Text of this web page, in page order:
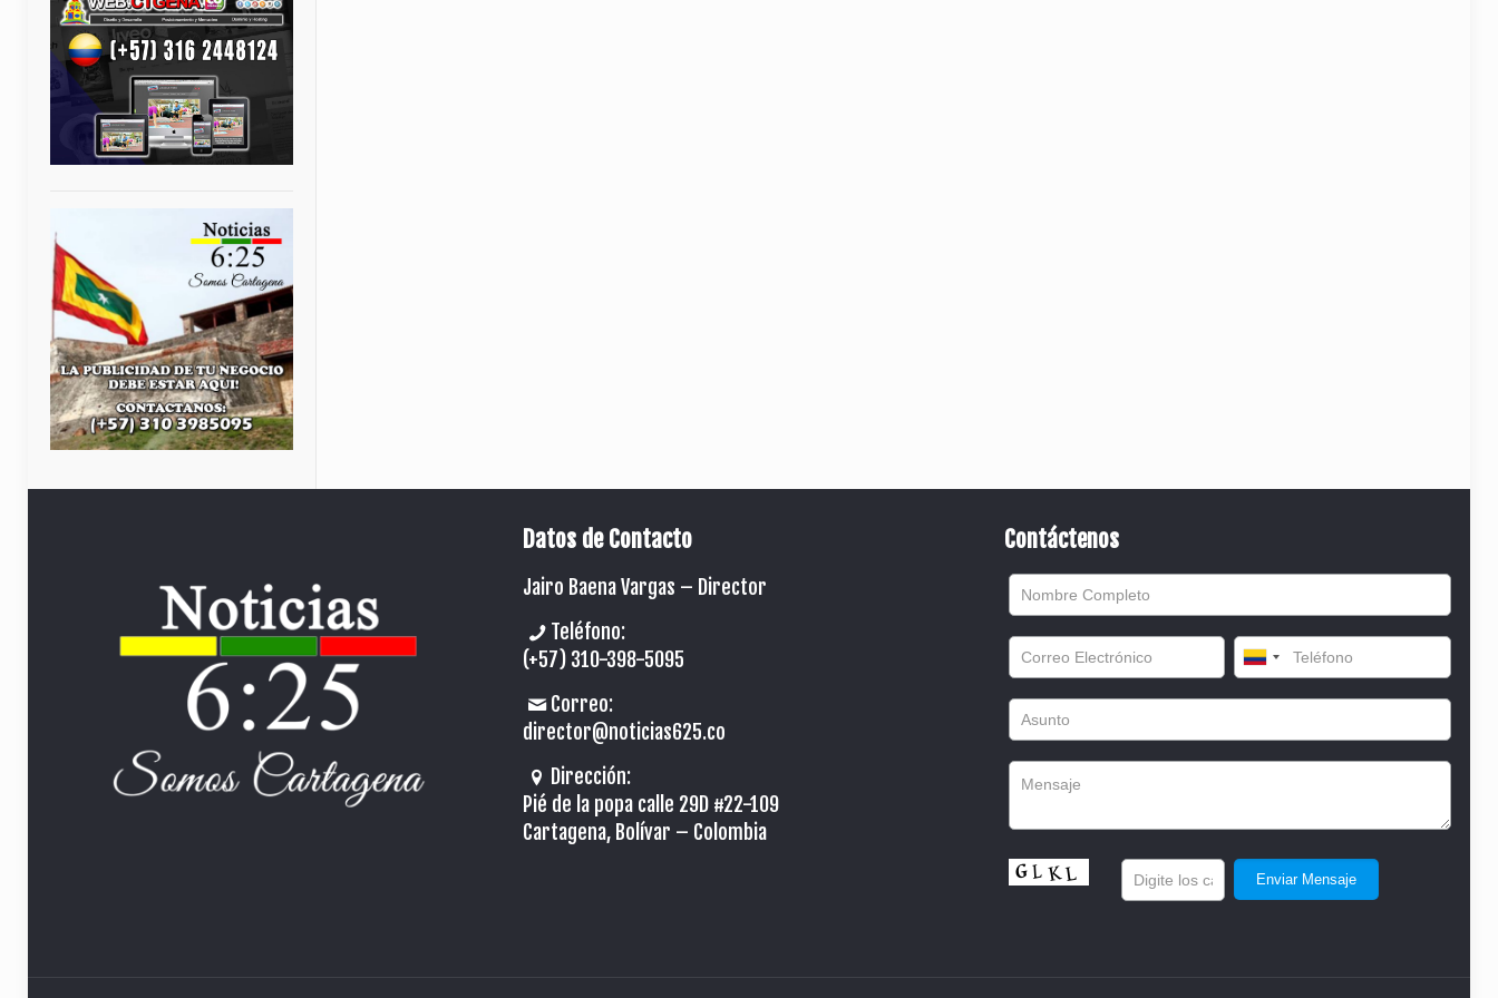
Datos de Contacto
Jairo Baena Vargas – Director
Teléfono:
(+57) 310-398-5095
Correo:
director@noticias625.co
Dirección:
Pié de la popa calle 29D #22-109
Cartagena, Bolívar – Colombia
Contáctenos